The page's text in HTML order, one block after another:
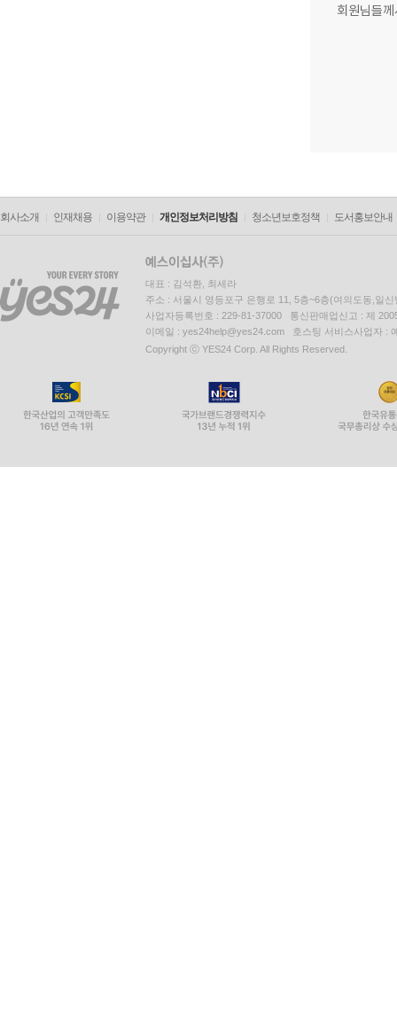
회원님들
회사소개 인재채용 이용약관 개인정보처리방침 청소년보호정책 도서홍보안내
대표 : 김석환, 최세라
주소 : 서울시 영등포구 은행로 11, 5층~6층(여의도동,일신
사업자등록번호 : 229-81-37000 통신판매업신고 : 제
이메일 : yes24help@yes24.com 호스팅 서비스사업자 :
Copyright ⓒ YES24 Corp. All Rights Reserved.